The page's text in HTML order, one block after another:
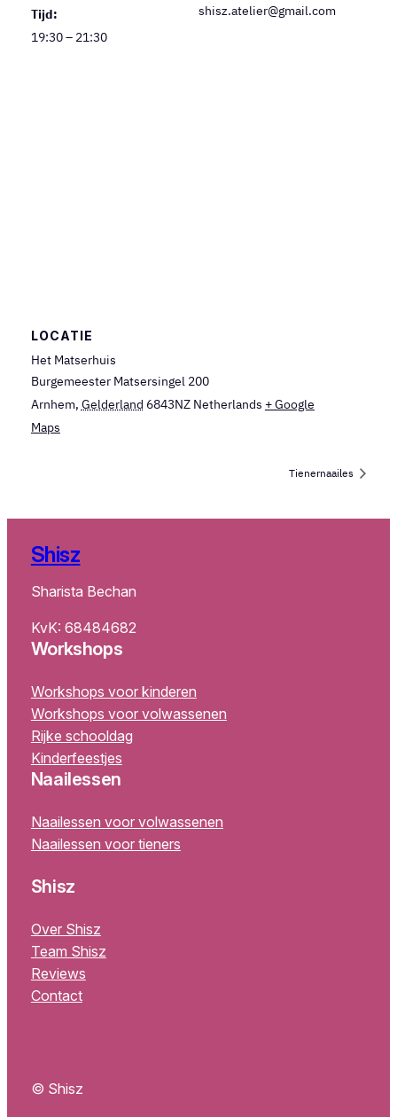
Tijd:
19:30 – 21:30
shisz.atelier@gmail.com
LOCATIE
Het Matserhuis
Burgemeester Matsersingel 200
Arnhem, Gelderland 6843NZ Netherlands + Google
Maps
Tienernaailes
Shisz
Sharista Bechan
KvK: 68484682
Workshops
Workshops voor kinderen
Workshops voor volwassenen
Rijke schooldag
Kinderfeestjes
Naailessen
Naailessen voor volwassenen
Naailessen voor tieners
Shisz
Over Shisz
Team Shisz
Reviews
Contact
© Shisz